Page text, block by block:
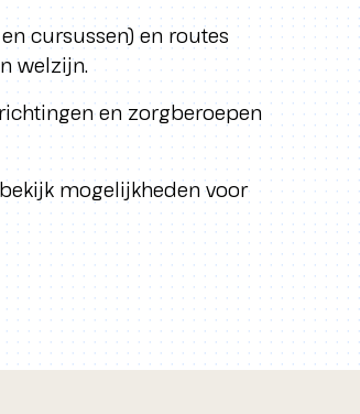
cursussen) en routes
welzijn.
en zorgberoepen
mogelijkheden voor